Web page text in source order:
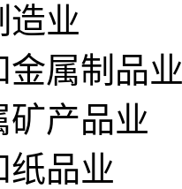
造业
金属制品业
矿产品业
纸品业